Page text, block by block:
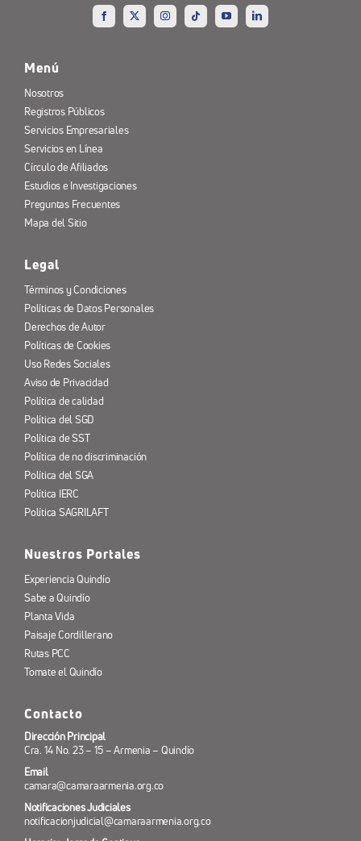
Menú
Nosotros
Registros Públicos
Servicios Empresariales
Servicios en Línea
Círculo de Afiliados
Estudios e Investigaciones
Preguntas Frecuentes
Mapa del Sitio
Legal
Términos y Condiciones
Políticas de Datos Personales
Derechos de Autor
Políticas de Cookies
Uso Redes Sociales
Aviso de Privacidad
Política de calidad
Política del SGD
Política de SST
Política de no discriminación
Política del SGA
Política IERC
Política SAGRILAFT
Nuestros Portales
Experiencia Quindío
Sabe a Quindío
Planta Vida
Paisaje Cordillerano
Rutas PCC
Tomate el Quindío
Contacto
Dirección Principal
Cra. 14 No. 23 – 15 – Armenia – Quindío
Email
camara@camaraarmenia.org.co
Notificaciones Judiciales
notificacionjudicial@camaraarmenia.org.co